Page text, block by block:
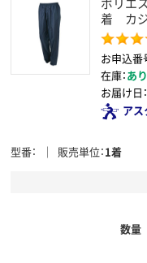
着 カ
お申込番
在庫：あり
お届け日：
アス
型番 販売単位 1着
数量